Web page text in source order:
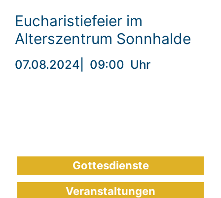
Eucharistiefeier im
Alterszentrum Sonnhalde
07.08.2024 09:00 Uhr
Gottesdienste
Veranstaltungen